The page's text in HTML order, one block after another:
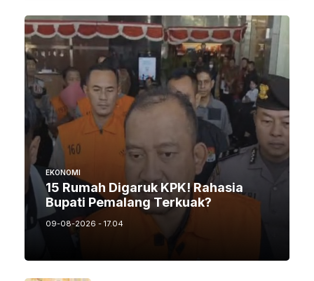
EKONOMI
15 Rumah Digaruk KPK! Rahasia
Bupati Pemalang Terkuak?
09-08-2026 - 17.04